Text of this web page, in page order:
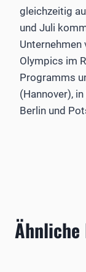
gleichzeitig
und Juli
Unternehmen
Olympics im
Programms
(Hannover),
Berlin und